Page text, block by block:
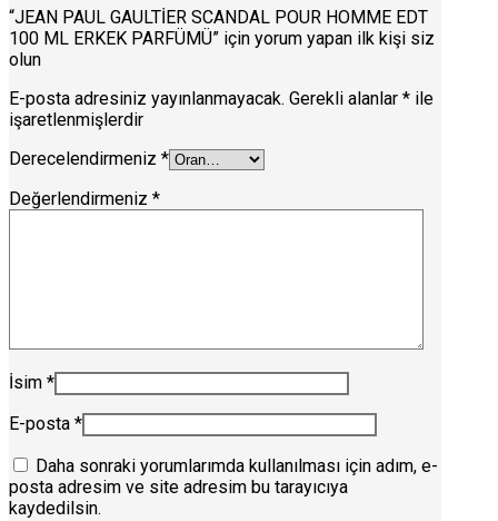
“JEAN PAUL GAULTİER SCANDAL POUR HOMME EDT
100 ML ERKEK PARFÜMÜ” için yorum yapan ilk kişi siz
olun
E-posta adresiniz yayınlanmayacak. Gerekli alanlar * ile
işaretlenmişlerdir
Derecelendirmeniz *
Değerlendirmeniz *
İsim *
E-posta *
Daha sonraki yorumlarımda kullanılması için adım, e-
posta adresim ve site adresim bu tarayıcıya
kaydedilsin.